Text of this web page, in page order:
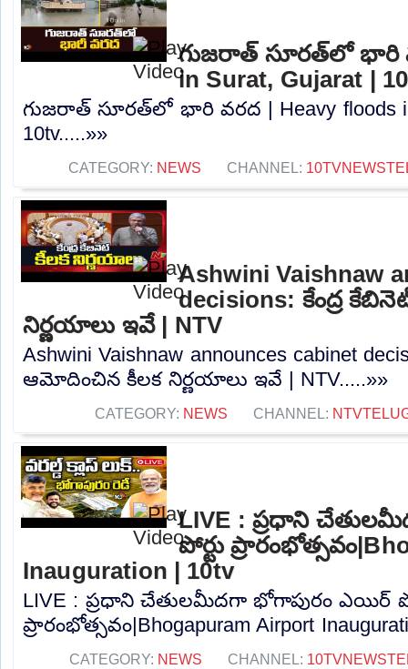
గుజరాత్‌ సూరత్‌లో భారి
in Surat, Gujarat |
గుజరాత్‌ సూరత్‌లో భారి వరద | Heavy floods
10tv.....»»
CATEGORY: NEWS CHANNEL:
Ashwini Vaishnaw
decisions: కేంద్ర
నిర్ణయాలు ఇవే | NTV
Ashwini Vaishnaw announces cabinet
ఆమోదించిన కీలక నిర్ణయాలు ఇవే | NTV.....»»
CATEGORY: NEWS CHANNEL:
LIVE : ప్రధాని
పోర్టు
Inauguration | 10tv
LIVE : ప్రధాని చేతులమీదగా భోగాపురం ఎయిర్
ప్రారంభోత్సవం|Bhogapuram Airport
CATEGORY: NEWS CHANNEL: